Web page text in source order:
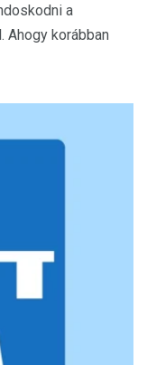
a
Ahogy korábban